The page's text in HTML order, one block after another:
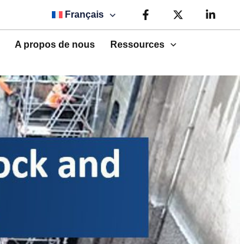
Français
A propos de nous
Ressources